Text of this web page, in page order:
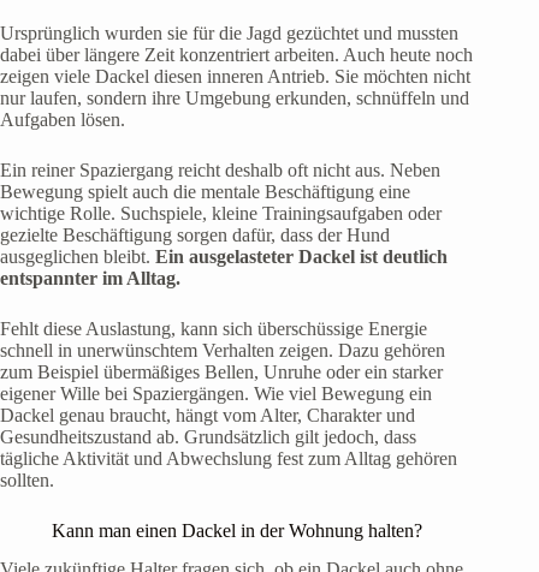
Ursprünglich wurden sie für die Jagd gezüchtet und mussten
dabei über längere Zeit konzentriert arbeiten. Auch heute noch
zeigen viele Dackel diesen inneren Antrieb. Sie möchten nicht
nur laufen, sondern ihre Umgebung erkunden, schnüffeln und
Aufgaben lösen.
Ein reiner Spaziergang reicht deshalb oft nicht aus. Neben
Bewegung spielt auch die mentale Beschäftigung eine
wichtige Rolle. Suchspiele, kleine Trainingsaufgaben oder
gezielte Beschäftigung sorgen dafür, dass der Hund
ausgeglichen bleibt. Ein ausgelasteter Dackel ist deutlich
entspannter im Alltag.
Fehlt diese Auslastung, kann sich überschüssige Energie
schnell in unerwünschtem Verhalten zeigen. Dazu gehören
zum Beispiel übermäßiges Bellen, Unruhe oder ein starker
eigener Wille bei Spaziergängen. Wie viel Bewegung ein
Dackel genau braucht, hängt vom Alter, Charakter und
Gesundheitszustand ab. Grundsätzlich gilt jedoch, dass
tägliche Aktivität und Abwechslung fest zum Alltag gehören
sollten.
Kann man einen Dackel in der Wohnung halten?